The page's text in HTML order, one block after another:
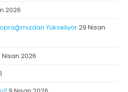
2026
Yükseliyor29 Nisan
Nisan 2026